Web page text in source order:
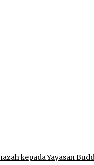
kepada Yayasan